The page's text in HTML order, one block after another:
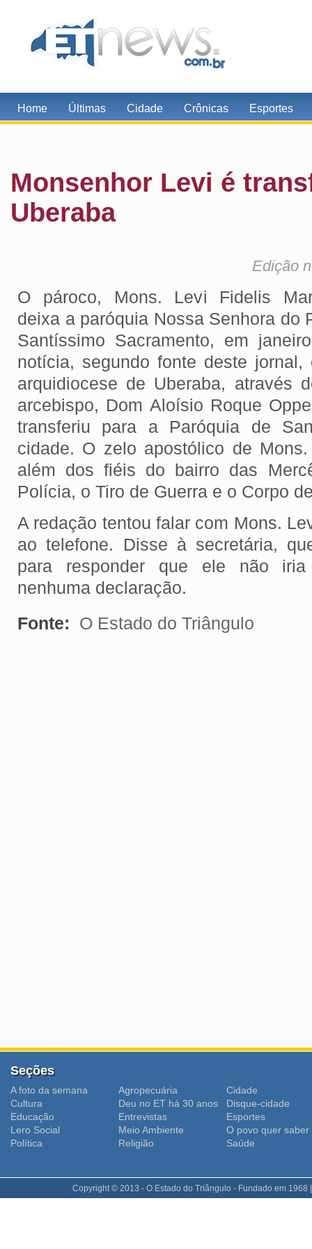
Home Últimas Cidade Crônicas Esportes
Monsenhor Levi é
Uberaba
Edição
O pároco, Mons. Levi Fidelis
deixa a paróquia Nossa Senhora do
Santíssimo Sacramento, em
notícia, segundo fonte deste jornal,
arquidiocese de Uberaba, através
arcebispo, Dom Aloísio Roque
transferiu para a Paróquia de
cidade. O zelo apostólico de
além dos fiéis do bairro das
Polícia, o Tiro de Guerra e o Corpo
A redação tentou falar com Mons.
ao telefone. Disse à secretária,
para responder que ele não
nenhuma declaração.
Fonte:
O Estado do Triângulo
Seções
A foto da semana Agropecuária
Cidade
Cultura
Deu no ET há 30 anos
Disque-cidade
Educação
Entrevistas
Esportes
Lero Social
Meio Ambiente
O povo quer saber
Polí­tica
Religião Saúde
Copyright © 2013 - O Estado do Triângulo - Fundado em